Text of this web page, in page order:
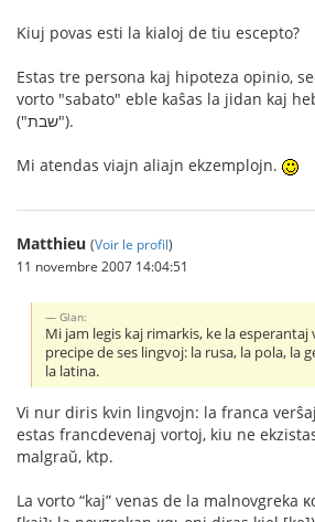
Kiuj povas esti la kialoj de tiu escepto?
Estas tre persona kaj hipoteza opinio,
vorto "sabato" eble kaŝas la jidan kaj
("שבת").
Mi atendas viajn aliajn ekzemplojn.
Matthieu (Voir le profil)
11 novembre 2007 14:04:51
Glan:
Mi jam legis kaj rimarkis, ke la
precipe de ses lingvoj: la rusa, la pola, la
la latina.
Vi nur diris kvin lingvojn: la franca
estas francdevenaj vortoj, kiu ne
malgraŭ, ktp.
La vorto “kaj” venas de la malnovgreka